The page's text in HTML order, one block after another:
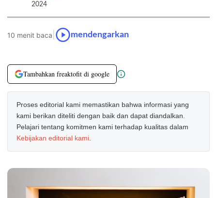
2024
10 menit baca mendengarkan
Tambahkan freaktofit di google
Proses editorial kami memastikan bahwa informasi yang
kami berikan diteliti dengan baik dan dapat diandalkan.
Pelajari tentang komitmen kami terhadap kualitas dalam
Kebijakan editorial kami